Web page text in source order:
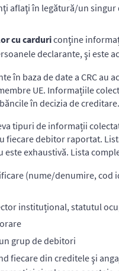
aflaţi în legătură/un
cu carduriconţine
declarante, şi este
în baza de date a CRC au
UE. Informațiile
în decizia de creditare.
tipuri de informații
fiecare debitor raportat.
este exhaustivă. Lista
(nume/denumire,
instituțional, statutul
grup de debitori
fiecare din creditele şi